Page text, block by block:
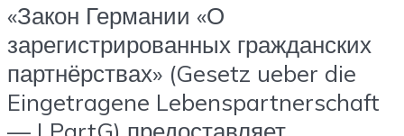
«Закон Германии «О
зарегистрированных гражданских
партнёрствах» (Gesetz ueber die
Eingetragene Lebenspartnerschaft